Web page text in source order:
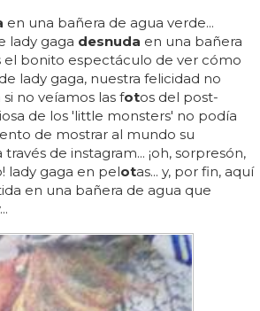
en una bañera de agua verde...
lady gaga desnuda en una bañera
el bonito espectáculo de ver cómo
lady gaga, nuestra felicidad no
no veíamos las fotos del post-
de los 'little monsters' no podía
de mostrar al mundo su
de instagram... ¡oh, sorpresón,
lady gaga en pelotas... y, por fin, aquí
en una bañera de agua que